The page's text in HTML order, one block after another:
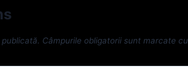
Câmpurile obligatorii sunt marcate cu